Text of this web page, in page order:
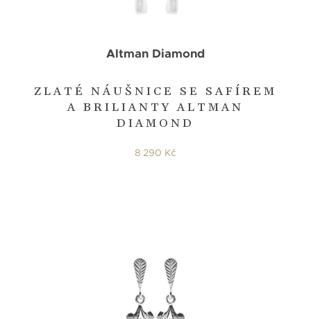
ZLATÉ NÁUŠNICE SE SAFÍREM
A BRILIANTY ALTMAN
DIAMOND
Altman Diamond
8 290 Kč